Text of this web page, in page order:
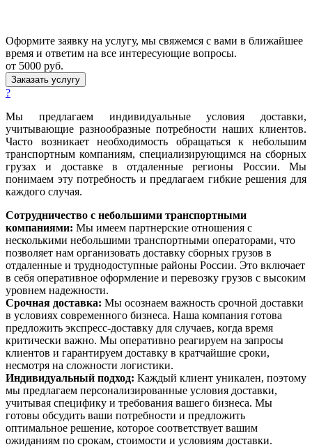
Оформите заявку на услугу, мы свяжемся с вами в ближайшее
время и ответим на все интересующие вопросы.
от 5000 руб.
Заказать услугу
?
Мы предлагаем индивидуальные условия доставки,
учитывающие разнообразные потребности наших клиентов.
Часто возникает необходимость обращаться к небольшим
транспортным компаниям, специализирующимся на сборных
грузах и доставке в отдаленные регионы России. Мы
понимаем эту потребность и предлагаем гибкие решения для
каждого случая.
Сотрудничество с небольшими транспортными
компаниями: Мы имеем партнерские отношения с
несколькими небольшими транспортными операторами, что
позволяет нам организовать доставку сборных грузов в
отдаленные и труднодоступные районы России. Это включает
в себя оперативное оформление и перевозку грузов с высоким
уровнем надежности.
Срочная доставка: Мы осознаем важность срочной доставки
в условиях современного бизнеса. Наша компания готова
предложить экспресс-доставку для случаев, когда время
критически важно. Мы оперативно реагируем на запросы
клиентов и гарантируем доставку в кратчайшие сроки,
несмотря на сложности логистики.
Индивидуальный подход: Каждый клиент уникален, поэтому
мы предлагаем персонализированные условия доставки,
учитывая специфику и требования вашего бизнеса. Мы
готовы обсудить ваши потребности и предложить
оптимальное решение, которое соответствует вашим
ожиданиям по срокам, стоимости и условиям доставки.